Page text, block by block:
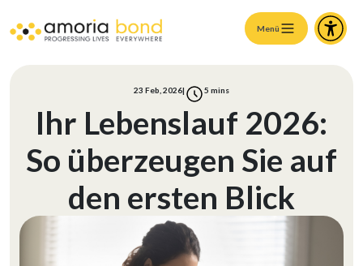
Menü
23 Feb, 2026| 5 mins
Ihr Lebenslauf 2026:
So überzeugen Sie auf
den ersten Blick